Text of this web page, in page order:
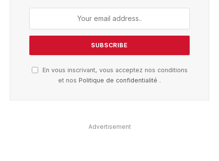
En vous inscrivant, vous acceptez nos conditions
et nos Politique de confidentialité .
Advertisement